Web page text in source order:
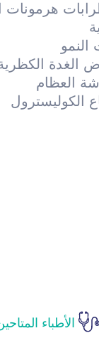
هرمونات
النمو
الغدة
العظام
الكوليسترول
الأطباء